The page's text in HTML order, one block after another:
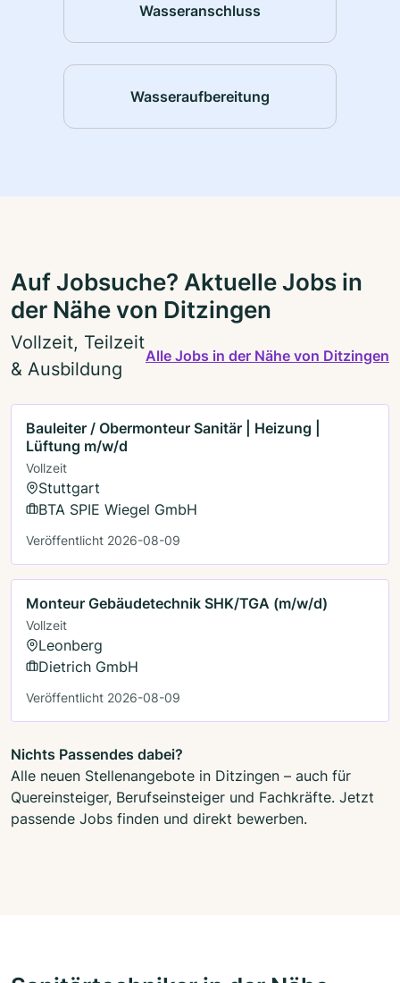
Wasseranschluss
Wasseraufbereitung
Auf Jobsuche? Aktuelle Jobs in
der Nähe von Ditzingen
Vollzeit, Teilzeit
& Ausbildung
Alle Jobs in der Nähe von Ditzingen
Bauleiter / Obermonteur Sanitär | Heizung |
Lüftung m/w/d
Vollzeit
Stuttgart
BTA SPIE Wiegel GmbH
Veröffentlicht 2026-08-09
Monteur Gebäudetechnik SHK/TGA (m/w/d)
Vollzeit
Leonberg
Dietrich GmbH
Veröffentlicht 2026-08-09
Nichts Passendes dabei?
Alle neuen Stellenangebote in Ditzingen – auch für
Quereinsteiger, Berufseinsteiger und Fachkräfte. Jetzt
passende Jobs finden und direkt bewerben.